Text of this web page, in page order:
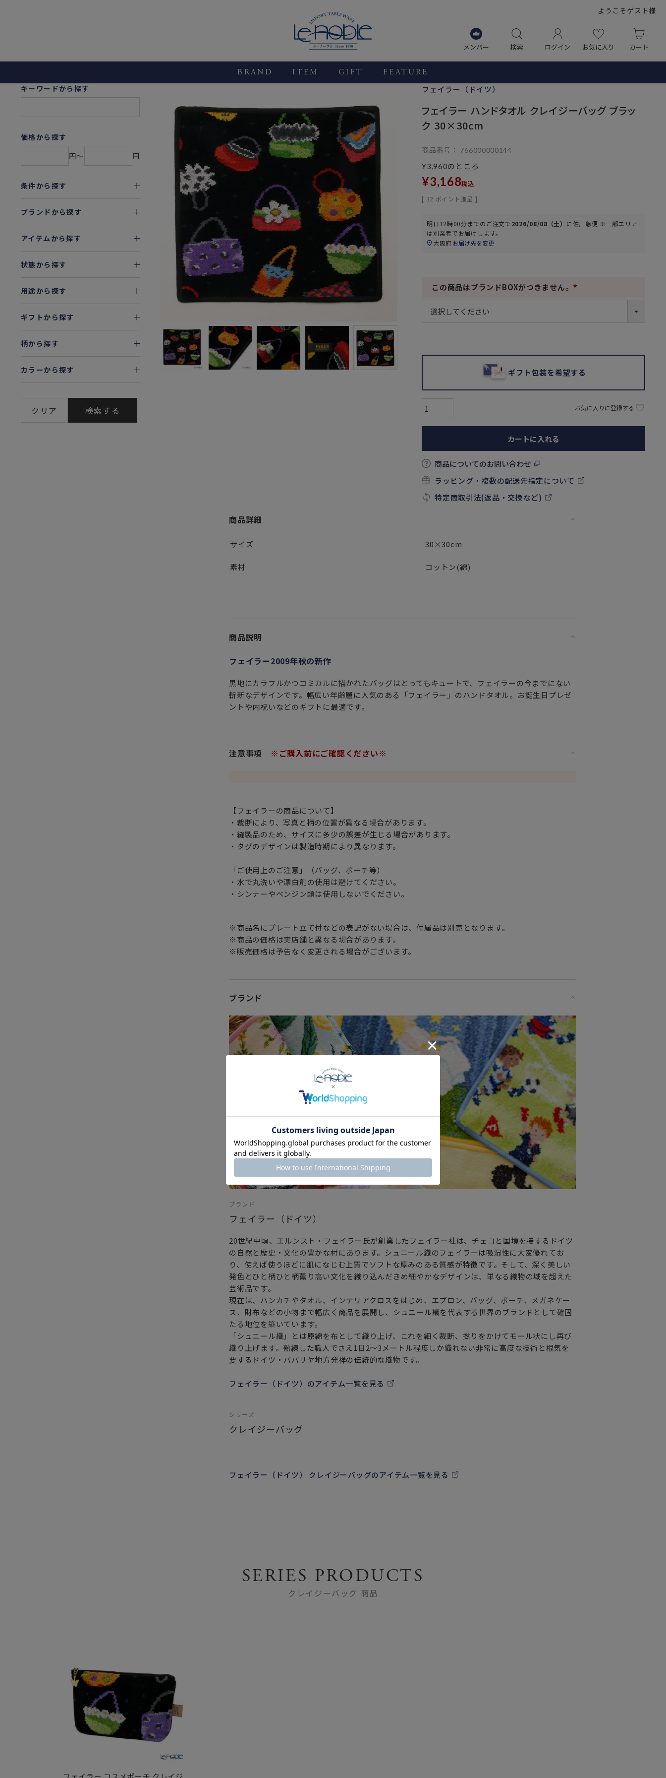
ようこそゲスト様
メンバー 検索 ログイン お気に入り カート
BRAND ITEM GIFT FEATURE
キーワードから探す
価格から探す
円〜
円
条件から探す
ブランドから探す
アイテムから探す
状態から探す
用途から探す
ギフトから探す
柄から探す
カラーから探す
クリア 検索する
フェイラー（ドイツ）
フェイラー ハンドタオル クレイジーバッグ ブラッ
ク 30×30cm
商品番号 766000000144
¥3,960のところ
¥3,168税込
[ 32 ポイント進呈 ]
明日 12時00分までのご注文で2026/08/08（土） に佐川急便 ※一部エリア
は別業者でお届けします。
大阪府お届け先を変更
この商品はブランドBOXがつきません。
ギフト包装を希望する
お気に入りに登録する
カートに入れる
商品についてのお問い合わせ
ラッピング・複数の配送先指定について
特定商取引法(返品・交換など)
商品詳細
サイズ 30×30cm
素材 コットン(綿)
商品説明
フェイラー2009年秋の新作
黒地にカラフルかつコミカルに描かれたバッグはとってもキュートで、フェイラーの今までにない
斬新なデザインです。幅広い年齢層に人気のある「フェイラー」のハンドタオル。お誕生日プレゼ
ントや内祝いなどのギフトに最適です。
注意事項 ※ご購入前にご確認ください※
【フェイラーの商品について】
・裁断により、写真と柄の位置が異なる場合があります。
・縫製品のため、サイズに多少の誤差が生じる場合があります。
・タグのデザインは製造時期により異なります。
「ご使用上のご注意」（バッグ、ポーチ等）
・水で丸洗いや漂白剤の使用は避けてください。
・シンナーやベンジン類は使用しないでください。
※商品名にプレート立て付などの表記がない場合は、付属品は別売となります。
※商品の価格は実店舗と異なる場合があります。
※販売価格は予告なく変更される場合がございます。
ブランド
ブランド
フェイラー（ドイツ）
20世紀中頃、エルンスト・フェイラー氏が創業したフェイラー社は、チェコと国境を接するドイツ
の自然と歴史・文化の豊かな村にあります。シュニール織のフェイラーは吸湿性に大変優れてお
り、使えば使うほどに肌になじむ上質でソフトな厚みのある質感が特徴です。そして、深く美しい
発色とひと柄ひと柄薫り高い文化を織り込んだきめ細やかなデザインは、単なる織物の域を超えた
芸術品です。
現在は、ハンカチやタオル、インテリアクロスをはじめ、エプロン、バッグ、ポーチ、メガネケー
ス、財布などの小物まで幅広く商品を展開し、シュニール織を代表する世界のブランドとして確固
たる地位を築いています。
「シュニール織」とは原綿を布として織り上げ、これを細く裁断、撚りをかけてモール状にし再び
織り上げます。熟練した職人でさえ1日2～3メートル程度しか織れない非常に高度な技術と根気を
要するドイツ・ババリヤ地方発祥の伝統的な織物です。
フェイラー（ドイツ）のアイテム一覧を見る
シリーズ
クレイジーバッグ
フェイラー（ドイツ） クレイジーバッグのアイテム一覧を見る
SERIES PRODUCTS
クレイジーバッグ 商品